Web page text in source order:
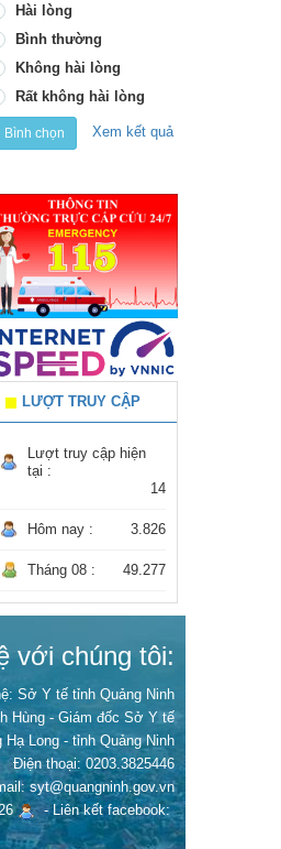
Hài lòng
Bình thường
Không hài lòng
Rất không hài lòng
Bình chọn Xem kết quả
LƯỢT TRUY CẬP
Lượt truy cập hiện
tại :
14
Hôm nay : 3.826
Tháng 08 : 49.277
với chúng tôi:
Sở Y tế tỉnh Quảng Ninh
Hùng - Giám đốc Sở Y tế
Long - tỉnh Quảng Ninh
Điện thoại: 0203.3825446
syt@quangninh.gov.vn
- Liên kết facebook: